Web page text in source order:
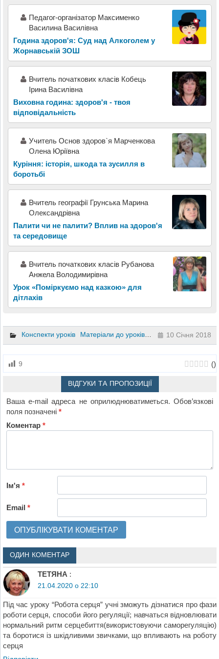
Педагог-організатор Максименко
Василина Василівна
Година здоров'я: Суд над Алкоголем у
Жорнавській ЗОШ
Вчитель початкових класів Кобець
Ірина Василівна
Виховна година: здоров'я - твоя
відповідальність
Учитель Основ здоров`я Марченкова
Олена Юріївна
Куріння: історія, шкода та зусилля в
боротьбі
Вчитель географії Грунська Марина
Олександрівна
Палити чи не палити? Вплив на здоров'я
та середовище
Вчитель початкових класів Рубанова
Анжела Володимирівна
Урок «Поміркуємо над казкою» для
дітлахів
Конспекти уроків Матеріали до уроків Біологія 8 клас
10 Січня 2018
9 ()
ВІДГУКИ ТА ПРОПОЗИЦІЇ
Ваша e-mail адреса не оприлюднюватиметься. Обов’язкові
поля позначені*
Коментар*
Ім'я*
Email*
ОДИН КОМЕНТАР
ТЕТЯНА :
21.04.2020 о 22:10
Під час уроку “Робота серця” учні зможуть дізнатися про фази
роботи серця, способи його регуляції; навчаться відновлювати
нормальний ритм серцебиття(використовуючи саморегуляцію)
та боротися із шкідливими звичками, що впливають на роботу
серця